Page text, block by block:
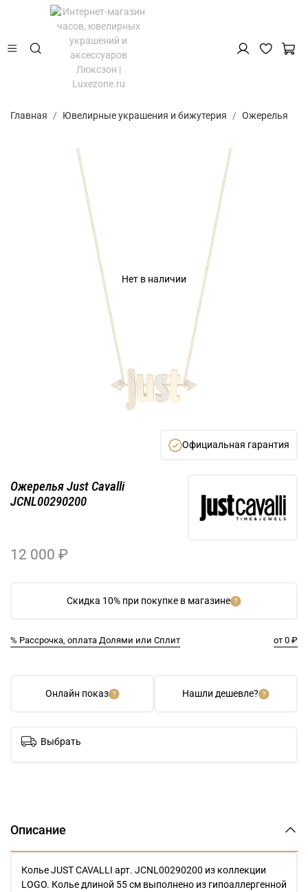
Главная Ювелирные украшения и бижутерия Ожерелья
Нет в наличии
Официальная гарантия
Скидка 10% при покупке в магазине
% Рассрочка, оплата Долями или Сплит от 0 ₽
Ожерелья Just Cavalli
JCNL00290200
12 000 ₽
Онлайн показ Нашли дешевле?
Выбрать
Описание
Колье JUST CAVALLI арт. JCNL00290200 из коллекции
LOGO. Колье длиной 55 см выполнено из гипоаллергенной